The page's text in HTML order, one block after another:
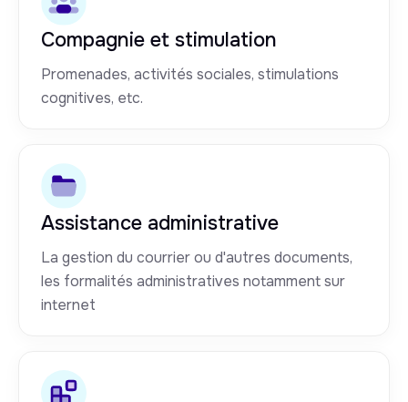
Compagnie et stimulation
Promenades, activités sociales, stimulations
cognitives, etc.
Assistance administrative
La gestion du courrier ou d'autres documents,
les formalités administratives notamment sur
internet